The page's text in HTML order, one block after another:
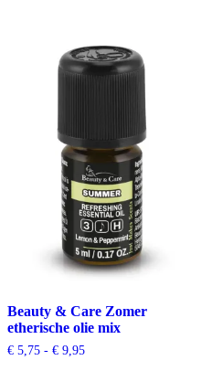
Beauty & Care Zomer
etherische olie mix
€ 5,75 - € 9,95Prijsklasse: